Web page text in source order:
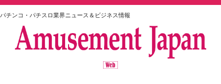
パチンコ・パチスロ業界ニュース＆ビジネス情報